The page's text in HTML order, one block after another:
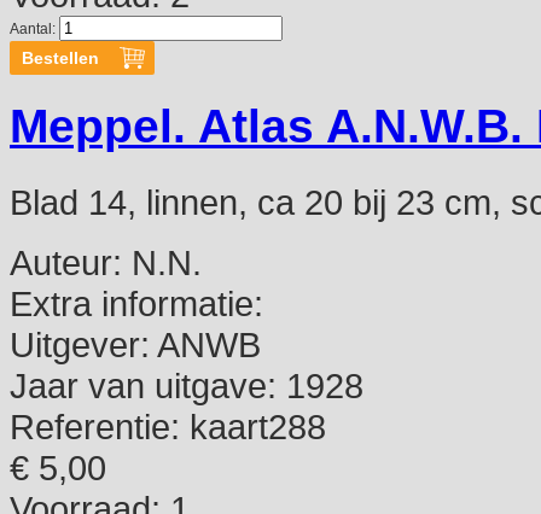
Aantal:
Meppel. Atlas A.N.W.B.
Blad 14, linnen, ca 20 bij 23 cm,
Auteur: N.N.
Extra informatie:
Uitgever: ANWB
Jaar van uitgave: 1928
Referentie: kaart288
€ 5,00